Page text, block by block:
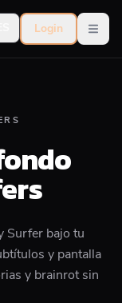
Login
Surfer bajo tu
y pantalla
y brainrot sin